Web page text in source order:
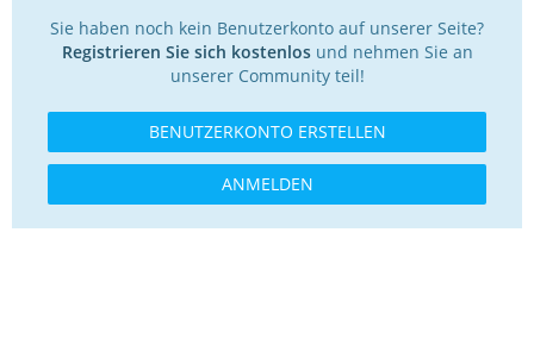
Sie haben noch kein Benutzerkonto auf unserer Seite?
Registrieren Sie sich kostenlosund nehmen Sie an
unserer Community teil!
BENUTZERKONTO ERSTELLEN
ANMELDEN